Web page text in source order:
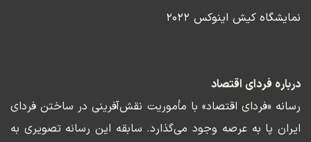
نمایشگاه کیش اینوکس ۲۰۲۲
درباره فردای اقتصاد
رسانه «فردای اقتصاد» با مأموریت نقش‌آفرینی در ساختن فردای
ایران پا به عرصه وجود می‌گذارد. سابقه این رسانه تصویری به